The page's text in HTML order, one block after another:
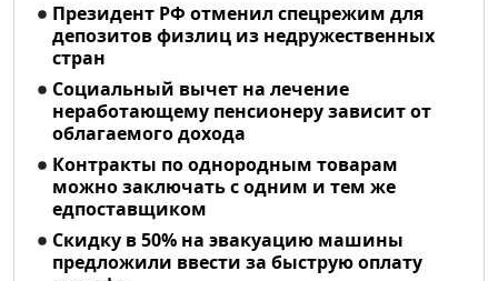
Президент РФ отменил спецрежим для
депозитов физлиц из недружественных
стран
Социальный вычет на лечение
неработающему пенсионеру зависит от
облагаемого дохода
Контракты по однородным товарам
можно заключать с одним и тем же
едпоставщиком
Скидку в 50% на эвакуацию машины
предложили ввести за быструю оплату